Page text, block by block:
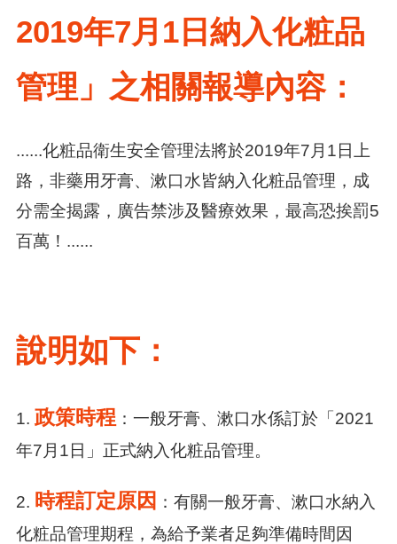
2019年7月1日納入化粧品
管理」之相關報導內容：
......化粧品衛生安全管理法將於2019年7月1日上
路，非藥用牙膏、漱口水皆納入化粧品管理，成
分需全揭露，廣告禁涉及醫療效果，最高恐挨罰5
百萬！......
說明如下：
1. 政策時程：一般牙膏、漱口水係訂於「2021
年7月1日」正式納入化粧品管理。
2. 時程訂定原因 ：有關一般牙膏、漱口水納入
化粧品管理期程，為給予業者足夠準備時間因